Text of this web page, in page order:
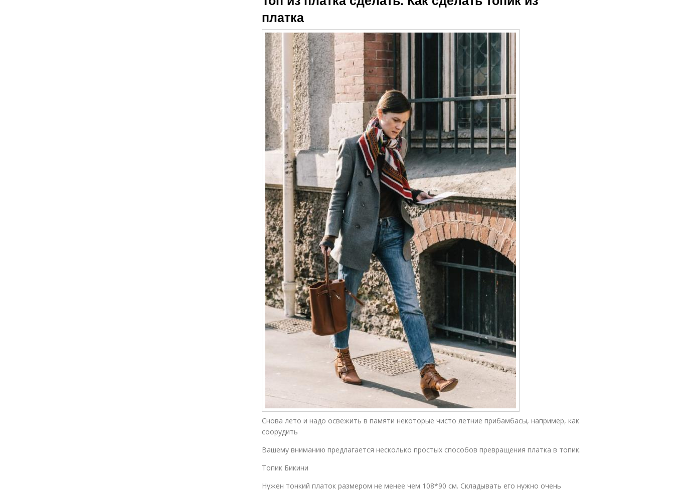
платка
Снова лето и надо освежить в памяти некоторые чисто летние прибамбасы, например, как
соорудить
Вашему вниманию предлагается несколько простых способов превращения платка в топик.
Топик Бикини
Нужен тонкий платок размером не менее чем 108*90 см. Складывать его нужно очень